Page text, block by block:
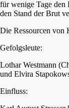
für wenige Tage
den Stand der Brut
Die Ressourcen von
Gefolgsleute:
Lothar Westmann
und Elvira
Einfluss: